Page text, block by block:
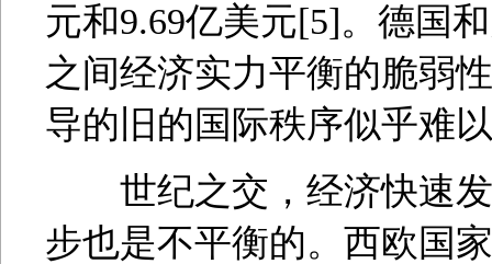
元和9.69亿美元[5]。德国
之间经济实力平衡的脆弱
导的旧的国际秩序似乎难
世纪之交，经济快速发
步也是不平衡的。西欧国